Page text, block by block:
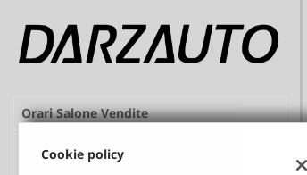
Orari Salone Vendite
Lun-
Ven:
8:30-12:30 / 14:30-19:00
Cookie policy